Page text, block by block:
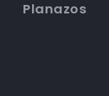
Planazos